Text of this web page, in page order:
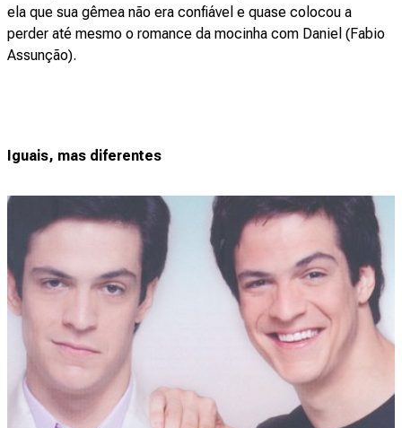
ela que sua gêmea não era confiável e quase colocou a
perder até mesmo o romance da mocinha com Daniel (Fabio
Assunção).
Iguais, mas diferentes